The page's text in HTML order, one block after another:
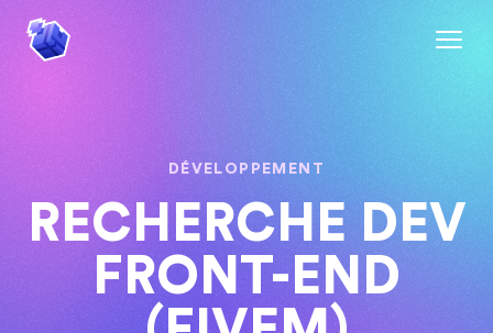
DÉVELOPPEMENT
RECHERCHE DEV
FRONT-END